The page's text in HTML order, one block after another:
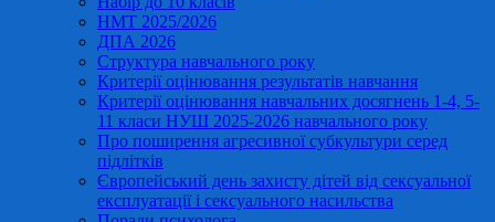
НМТ 2025/2026
ДПА 2026
Структура навчального року
Критерії оцінювання результатів навчання
Критерії оцінювання навчальних досягнень 1-4, 5-
11 класи НУШ 2025-2026 навчального року
Про поширення агресивної субкультури серед
підлітків
Європейський день захисту дітей від сексуальної
експлуатації і сексуального насильства